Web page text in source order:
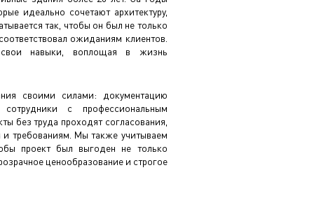
идеально сочетают архитектуру,
так, чтобы он был не только
ожиданиям клиентов.
свои навыки, воплощая в жизнь
своими силами: документацию
с профессиональным
без труда проходят согласования,
и требованиям. Мы также учитываем
проект был выгоден не только
ценообразование и строгое